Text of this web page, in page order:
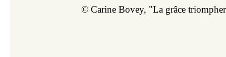
© Carine Bovey, "La grâce